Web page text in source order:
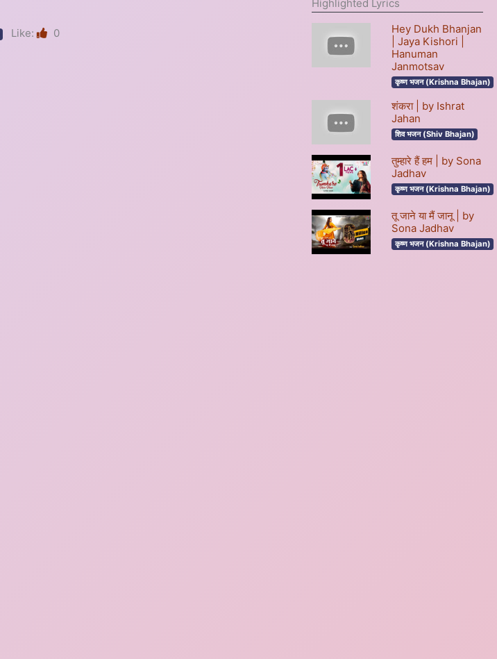
Like: 0
Highlighted Lyrics
Hey Dukh Bhanjan
| Jaya Kishori |
Hanuman
Janmotsav
कृष्ण भजन (Krishna Bhajan)
शंकरा | by Ishrat
Jahan
शिव भजन (Shiv Bhajan)
तुम्हारे हैं हम | by Sona
Jadhav
कृष्ण भजन (Krishna Bhajan)
तू जाने या मैं जानू | by
Sona Jadhav
कृष्ण भजन (Krishna Bhajan)